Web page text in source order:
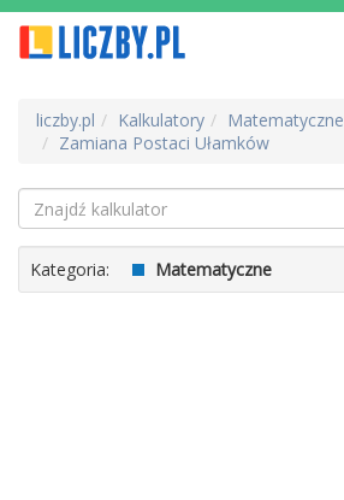
liczby.pl Kalkulatory
Matematyczne
Zamiana Postaci Ułamków
Kategoria: Matematyczne